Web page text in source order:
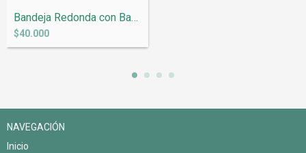
Bandeja Redonda con Baño de Plata y Herm...
$40.000
NAVEGACIÓN
Inicio